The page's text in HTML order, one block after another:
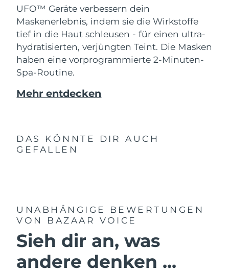
UFO™ Geräte verbessern dein
Maskenerlebnis, indem sie die Wirkstoffe
tief in die Haut schleusen - für einen ultra-
hydratisierten, verjüngten Teint. Die Masken
haben eine vorprogrammierte 2-Minuten-
Spa-Routine.
Mehr entdecken
DAS KÖNNTE DIR AUCH
GEFALLEN
UNABHÄNGIGE BEWERTUNGEN
VON BAZAAR VOICE
Sieh dir an, was
andere denken ...